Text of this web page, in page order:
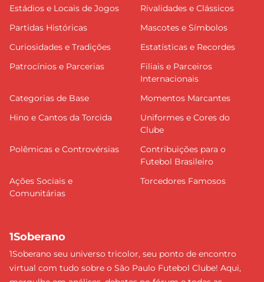
Estádios e Locais de Jogos
Rivalidades e Clássicos
Partidas Históricas
Mascotes e Símbolos
Curiosidades e Tradições
Estatísticas e Recordes
Patrocínios e Parcerias
Filiais e Parceiros
Internacionais
Categorias de Base
Momentos Marcantes
Hino e Cantos da Torcida
Uniformes e Cores do
Clube
Polêmicas e Controvérsias
Contribuições para o
Futebol Brasileiro
Ações Sociais e
Comunitárias
Torcedores Famosos
1Soberano
1Soberano seu universo tricolor, seu ponto de encontro
virtual com tudo sobre o São Paulo Futebol Clube! Aqui,